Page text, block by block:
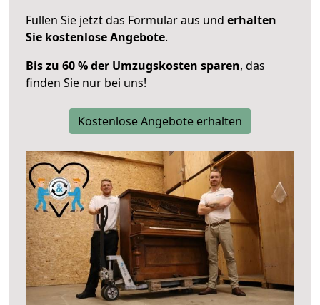
Füllen Sie jetzt das Formular aus und erhalten
Sie kostenlose Angebote.
Bis zu 60 % der Umzugskosten sparen, das
finden Sie nur bei uns!
Kostenlose Angebote erhalten